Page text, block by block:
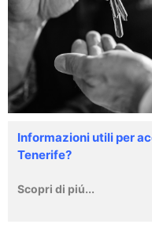
Informazioni utili per
Tenerife?
Scopri di piú...